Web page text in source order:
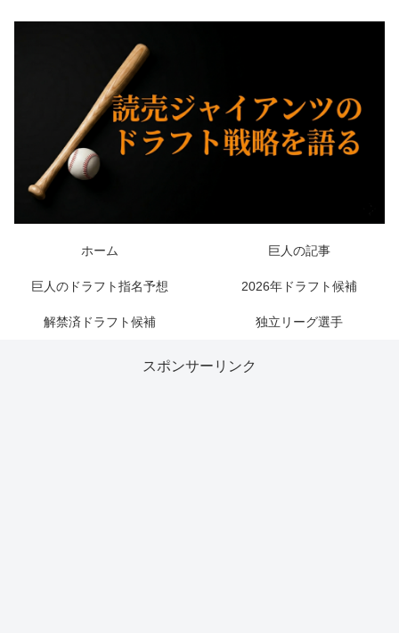
ホーム 巨人の記事
巨人のドラフト指名予想 2026年ドラフト候補
解禁済ドラフト候補 独立リーグ選手
スポンサーリンク